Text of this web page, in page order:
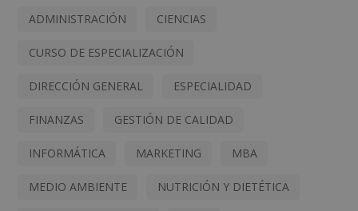
ADMINISTRACIÓN CIENCIAS
CURSO DE ESPECIALIZACIÓN
DIRECCIÓN GENERAL ESPECIALIDAD
FINANZAS GESTIÓN DE CALIDAD
INFORMÁTICA MARKETING MBA
MEDIO AMBIENTE NUTRICIÓN Y DIETÉTICA